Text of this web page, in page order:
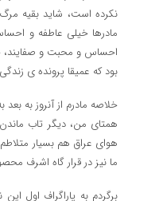
نکرده است، شاید بقیه مرگ
مادرها خیلی عاطفه و
احساس و محبت و صفایند،
بود که عمیقا پرونده ی
خلاصه مادرم از آنروز به
همتای من، دیگر تاب
هوای عراق هم بسیار
ما نیز در قرار گاه اشرف
برگردم به پاراگراف اول